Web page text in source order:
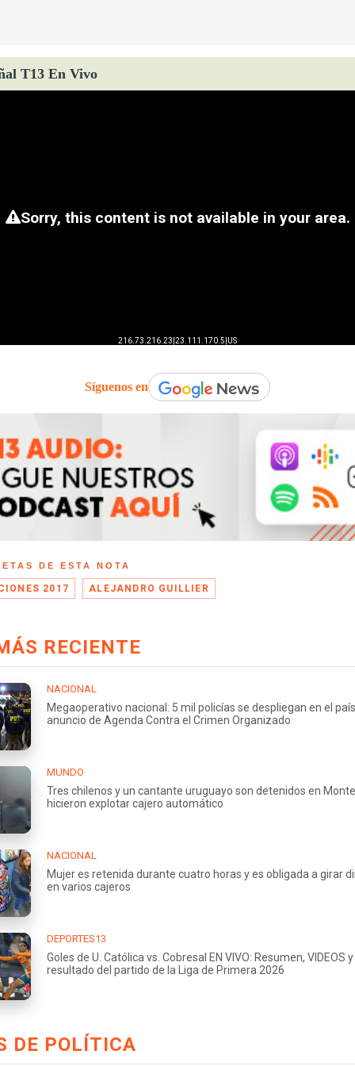
T13 En Vivo
Síguenos en
DE ESTA NOTA
2017 ALEJANDRO GUILLIER
RECIENTE
NACIONAL
Megaoperativo nacional: 5 mil policías se despliegan en el
anuncio de Agenda Contra el Crimen Organizado
MUNDO
Tres chilenos y un cantante uruguayo son detenidos en
hicieron explotar cajero automático
NACIONAL
Mujer es retenida durante cuatro horas y es obligada a girar
en varios cajeros
DEPORTES13
Goles de U. Católica vs. Cobresal EN VIVO: Resumen, VIDEOS y
resultado del partido de la Liga de Primera 2026
DE POLÍTICA